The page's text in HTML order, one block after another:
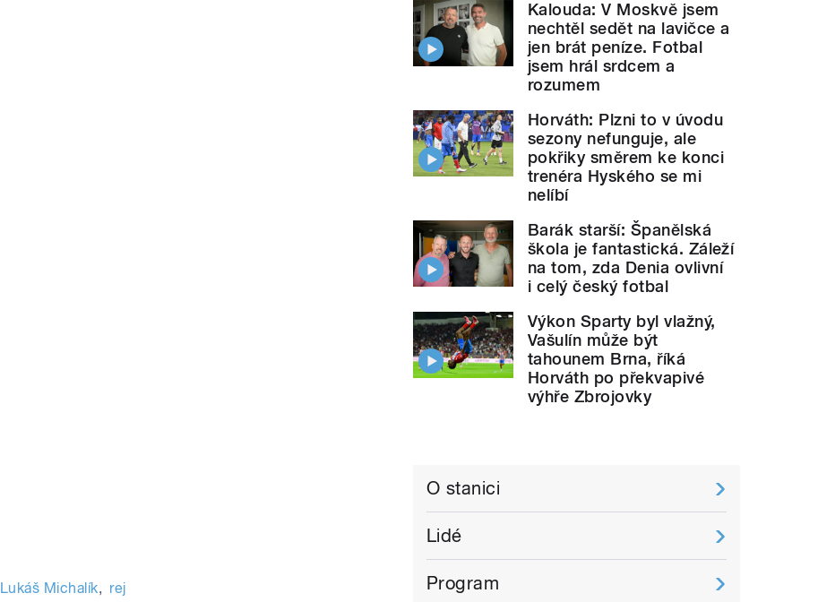
Lukáš Michalík, rej
Kalouda: V Moskvě jsem
nechtěl sedět na lavičce a
jen brát peníze. Fotbal
jsem hrál srdcem a
rozumem
Horváth: Plzni to v úvodu
sezony nefunguje, ale
pokřiky směrem ke konci
trenéra Hyského se mi
nelíbí
Barák starší: Španělská
škola je fantastická. Záleží
na tom, zda Denia ovlivní
i celý český fotbal
Výkon Sparty byl vlažný,
Vašulín může být
tahounem Brna, říká
Horváth po překvapivé
výhře Zbrojovky
O stanici
Lidé
Program